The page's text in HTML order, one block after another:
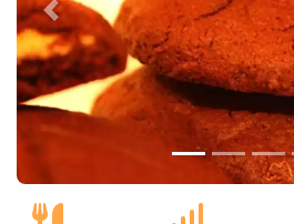
Anterior